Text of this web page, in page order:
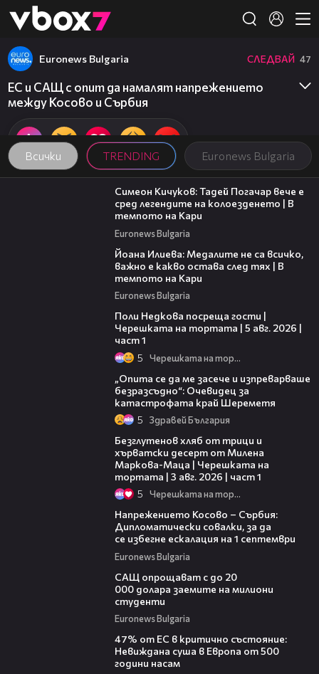
👾
Всички TRENDING Euronews Bulgaria
Euronews Bulgaria СЛЕДВАЙ 47
ЕС и САЩ с опит да намалят напрежението
между Косово и Сърбия
11:23
Симеон Кичуков: Тадей Погачар вече е
сред легендите на колоезденето | В
темпото на Кари
Euronews Bulgaria
Йоана Илиева: Медалите не са всичко,
важно е какво остава след тях | В
темпото на Кари
Euronews Bulgaria
Поли Недкова посреща гости |
Черешката на тортата | 5 авг. 2026 |
част 1
5 Черешката на тортата
„Опита се да ме засече и изпреварваше
безразсъдно“: Очевидец за
катастрофата край Шереметя
5 Здравей България
Безглутенов хляб от трици и
хърватски десерт от Милена
Маркова-Маца | Черешката на
тортата | 3 авг. 2026 | част 1
5 Черешката на тортата
Напрежението Косово – Сърбия:
Дипломатически совалки, за да
се избегне ескалация на 1 септември
Euronews Bulgaria
САЩ опрощават с до 20
000 долара заемите на милиони
студенти
Euronews Bulgaria
47% от ЕС в критично състояние:
Невиждана суша в Европа от 500
години насам